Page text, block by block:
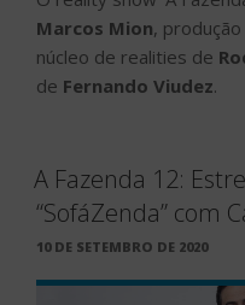
Marcos Mion,
núcleo de realities de
de Fernando Viudez.
A Fazenda 12:
“SofáZenda” com
PUBLICADO
10 DE SETEMBRO DE 2020